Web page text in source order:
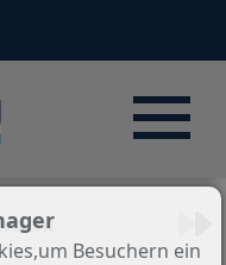
Besuchern ein